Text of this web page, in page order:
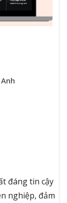
đáng tin cậy
nghiệp, đảm